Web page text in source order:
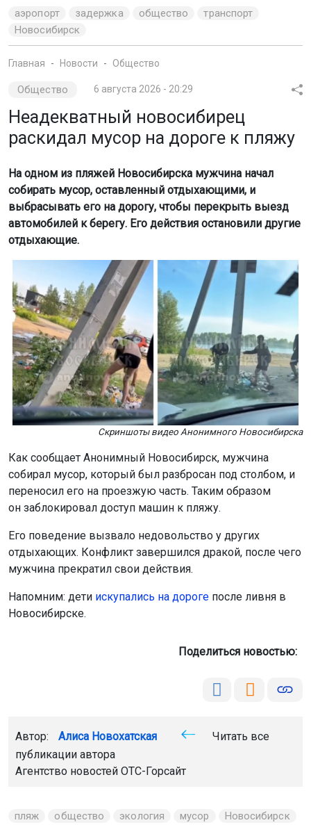
аэропорт задержка общество
транспорт
Новосибирск
Главная Новости Общество
Общество 6 августа 2026 - 20:29
Неадекватный новосибирец
раскидал мусор на дороге к пляжу
На одном из пляжей Новосибирска мужчина начал
собирать мусор, оставленный отдыхающими, и
выбрасывать его на дорогу, чтобы перекрыть выезд
автомобилей к берегу. Его действия остановили другие
отдыхающие.
Скриншоты видео Анонимного Новосибирска
Как сообщает Анонимный Новосибирск, мужчина
собирал мусор, который был разбросан под столбом, и
переносил его на проезжую часть. Таким образом
он заблокировал доступ машин к пляжу.
Его поведение вызвало недовольство у других
отдыхающих. Конфликт завершился дракой, после чего
мужчина прекратил свои действия.
Напомним: дети искупались на дороге после ливня в
Новосибирске.
Поделиться новостью:
Автор: Алиса Новохатская
Читать все
публикации автора
Агентство новостей ОТС-Горсайт
пляж общество экология мусор Новосибирск